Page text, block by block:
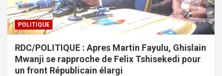
POLITIQUE
RDC/POLITIQUE : Apres Martin Fayulu, Ghislain
Mwanji se rapproche de Felix Tshisekedi pour
un front Républicain élargi